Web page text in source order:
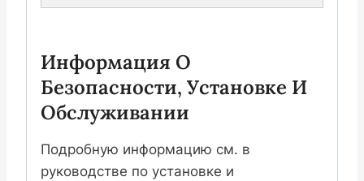
Информация О
Безопасности, Установке И
Обслуживании
Подробную информацию см. в
руководстве по установке и